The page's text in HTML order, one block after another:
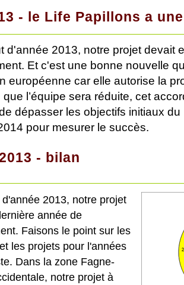
- le Life Papillons a
d'année 2013, notre projet devait
Et c'est une bonne nouvelle
européenne car elle autorise la
que l’équipe sera réduite, cet
dépasser les objectifs initiaux
pour mesurer le succès.
- bilan
2013, notre projet
année de
Faisons le point sur les
les projets pour l'années
Dans la zone Fagne-
notre projet à